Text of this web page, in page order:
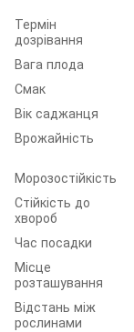
Термін
дозрівання
Вага плода
Смак
Вік саджанця
Врожайність
Морозостійкість
Стійкість до
хвороб
Час посадки
Місце
розташування
Відстань між
рослинами